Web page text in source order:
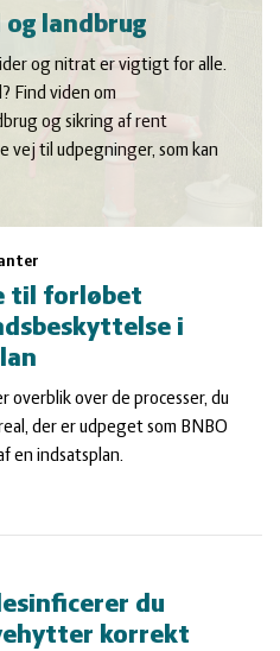
og landbrug
og nitrat er vigtigt for alle.
Find viden om
og sikring af rent
vej til udpegninger, som kan
til forløbet
i
over de processer, du
der er udpeget som BNBO
en indsatsplan.
du
korrekt